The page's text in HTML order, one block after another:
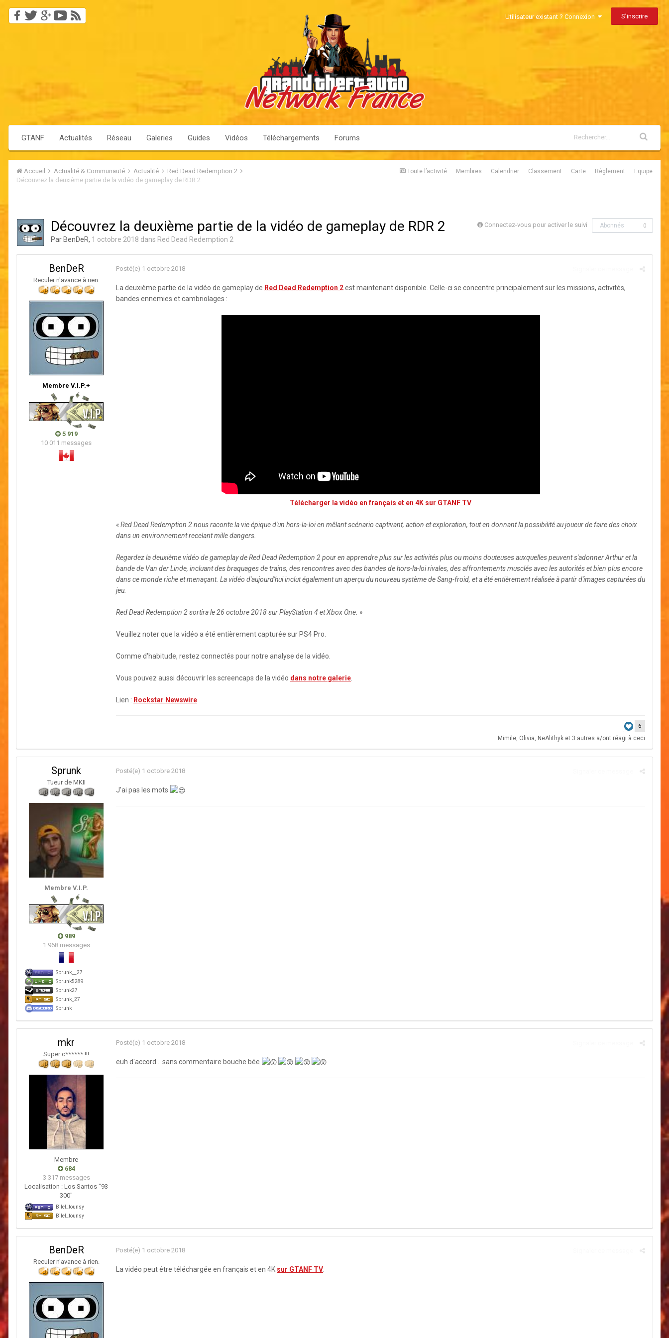
Utilisateur existant ? Connexion S’inscrire
GTANF Actualités Réseau Galeries Guides Vidéos Téléchargements Forums
Toute l’activité Membres Calendrier Classement Carte Règlement Équipe
Accueil Actualité & Communauté Actualité
Red Dead Redemption 2
Découvrez la deuxième partie de la vidéo de gameplay de RDR 2
Connectez-vous pour activer le suivi Abonnés 0
Découvrez la deuxième partie de la vidéo de gameplay de RDR 2
Par BenDeR, 1 octobre 2018 dans Red Dead Redemption 2
BenDeR
Reculer n'avance à rien.
Membre V.I.P.+
5 919
10 011 messages
Posté(e) 1 octobre 2018
La deuxième partie de la vidéo de gameplay de Red Dead Redemption 2est maintenant disponible. Celle-ci se concentre principalement sur les missions, activités,
bandes ennemies et cambriolages :
Télécharger la vidéo en français et en 4K sur GTANF TV
«Red Dead Redemption 2 nous raconte la vie épique d'un hors-la-loi en mêlant scénario captivant, action et exploration, tout en donnant la possibilité au joueur de faire des choix
dans un environnement recelant mille dangers.
Regardez la deuxième vidéo de gameplay de Red Dead Redemption 2 pour en apprendre plus sur les activités plus ou moins douteuses auxquelles peuvent s'adonner Arthur et la
bande de Van der Linde, incluant des braquages de trains, des rencontres avec des bandes de hors-la-loi rivales, des affrontements musclés avec les autorités et bien plus encore
dans ce monde riche et menaçant. La vidéo d'aujourd'hui inclut également un aperçu du nouveau système de Sang-froid, et a été entièrement réalisée à partir d'images capturées du
jeu.
Red Dead Redemption 2 sortira le 26 octobre 2018 sur PlayStation 4 et Xbox One. »
Veuillez noter que la vidéo a été entièrement capturée sur PS4 Pro.
Comme d'habitude, restez connectés pour notre analyse de la vidéo.
Vous pouvez aussi découvrir les screencaps de la vidéo dans notre galerie
Lien : Rockstar Newswire
6
Mimile, Olivia, NeAlithyk et 3 autres a/ont réagi à ceci
Sprunk
Tueur de MKII
Membre V.I.P.
989
1 968 messages
Sprunk__27
Sprunk5289
Sprunk27
Sprunk_27
Sprunk
Posté(e) 1 octobre 2018
J'ai pas les mots
mkr
Super c****** !!!
Membre
684
3 317 messages
Localisation : Los Santos "93
300"
Bilel_tounsy
Bilel_tounsy
Posté(e) 1 octobre 2018
euh d'accord... sans commentaire bouche bée
BenDeR
Reculer n'avance à rien.
Posté(e) 1 octobre 2018
La vidéo peut être téléchargée en français et en 4K sur GTANF TV